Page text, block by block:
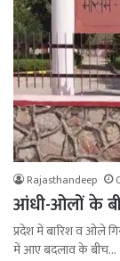
Rajasthandeep
आंधी-ओलों के
प्रदेश में बारिश व ओले
में आए बदलाव के बीच…